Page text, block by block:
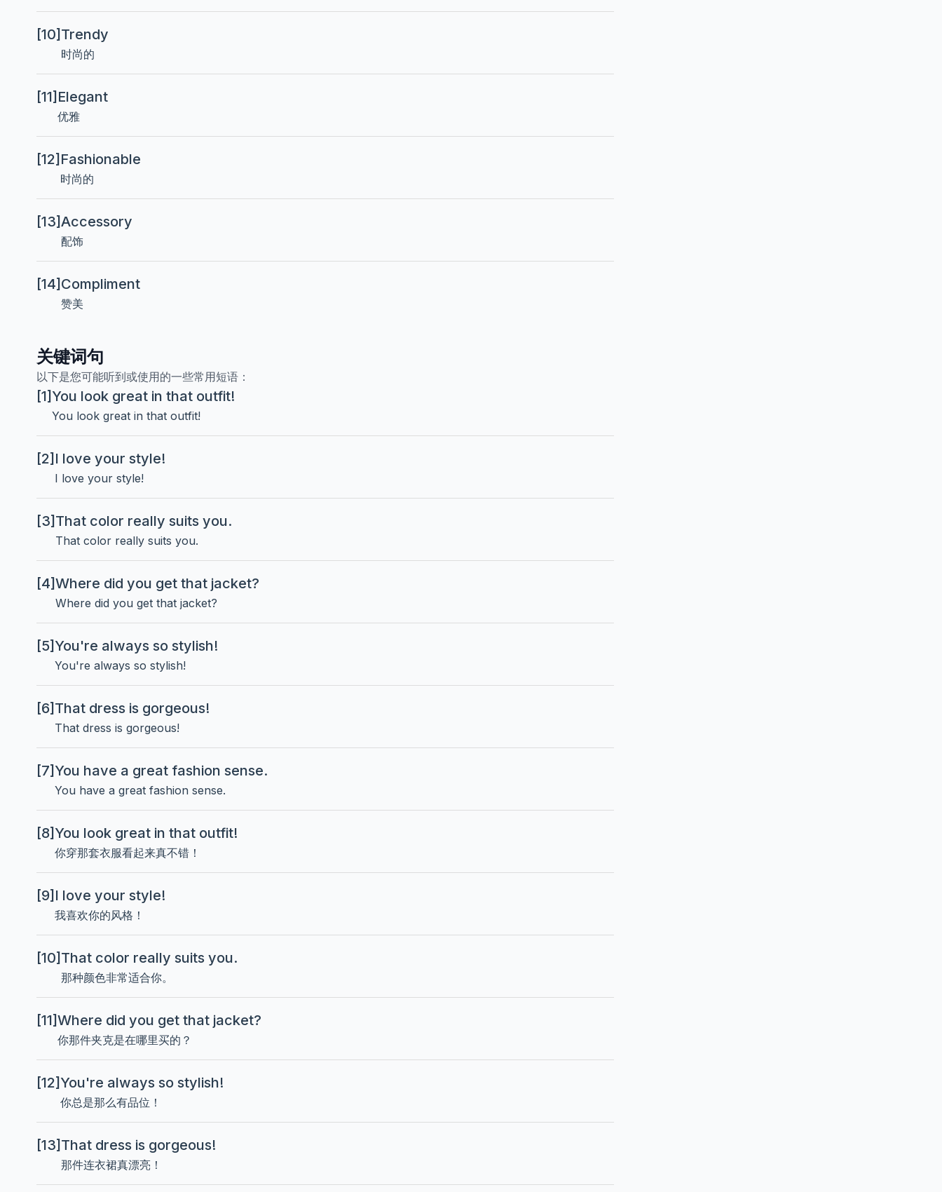
[10] Trendy
时尚的
[11] Elegant
优雅
[12] Fashionable
时尚的
[13]Accessory
配饰
[14] Compliment
赞美
关键词句
以下是您可能听到或使用的一些常用短语：
[1] You look great in that outfit!
You look great in that outfit!
[2] I love your style!
I love your style!
[3] That color really suits you.
That color really suits you.
[4]Where did you get that jacket?
Where did you get that jacket?
[5] You're always so stylish!
You're always so stylish!
[6] That dress is gorgeous!
That dress is gorgeous!
[7] You have a great fashion sense.
You have a great fashion sense.
[8] You look great in that outfit!
你穿那套衣服看起来真不错！
[9] I love your style!
我喜欢你的风格！
[10] That color really suits you.
那种颜色非常适合你。
[11]Where did you get that jacket?
你那件夹克是在哪里买的？
[12] You're always so stylish!
你总是那么有品位！
[13] That dress is gorgeous!
那件连衣裙真漂亮！